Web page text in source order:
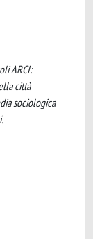
ARCI:
città
sociologica